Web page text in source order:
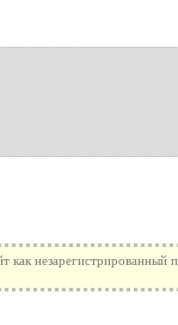
как незарегистрированный